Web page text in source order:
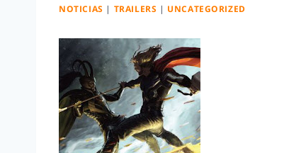
NOTICIAS | TRAILERS | UNCATEGORIZED